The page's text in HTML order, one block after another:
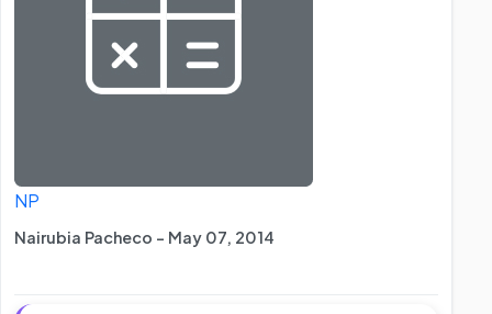
NP
Nairubia Pacheco - May 07, 2014